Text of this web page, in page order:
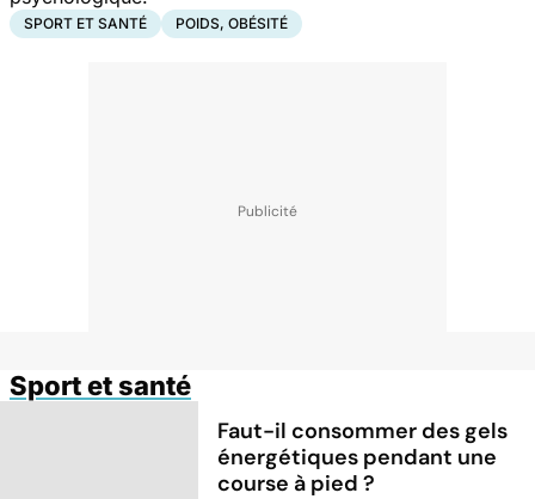
SPORT ET SANTÉ POIDS, OBÉSITÉ
Sport et santé
Faut-il consommer des gels
énergétiques pendant une
course à pied ?